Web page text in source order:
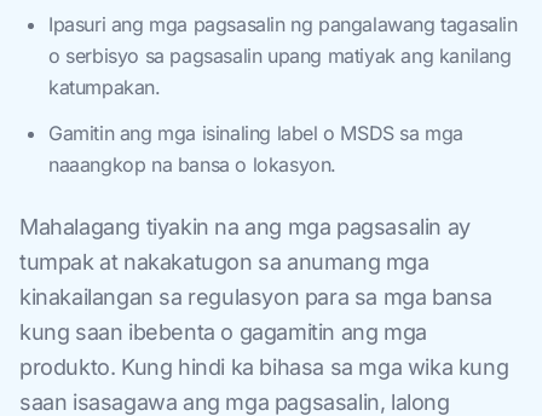
Ipasuri ang mga pagsasalin ng pangalawang tagasalin
o serbisyo sa pagsasalin upang matiyak ang kanilang
katumpakan.
Gamitin ang mga isinaling label o MSDS sa mga
naaangkop na bansa o lokasyon.
Mahalagang tiyakin na ang mga pagsasalin ay
tumpak at nakakatugon sa anumang mga
kinakailangan sa regulasyon para sa mga bansa
kung saan ibebenta o gagamitin ang mga
produkto. Kung hindi ka bihasa sa mga wika kung
saan isasagawa ang mga pagsasalin, lalong